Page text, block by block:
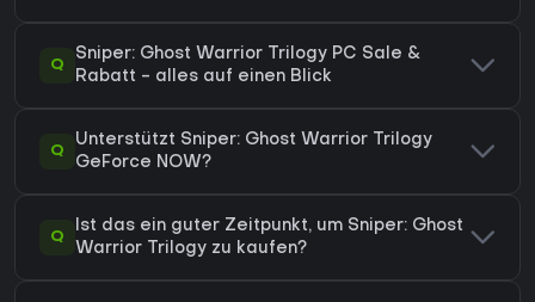
Q
Sniper: Ghost Warrior Trilogy PC Sale &
Rabatt - alles auf einen Blick
Q
Unterstützt Sniper: Ghost Warrior Trilogy
GeForce NOW?
Q
Ist das ein guter Zeitpunkt, um Sniper: Ghost
Warrior Trilogy zu kaufen?